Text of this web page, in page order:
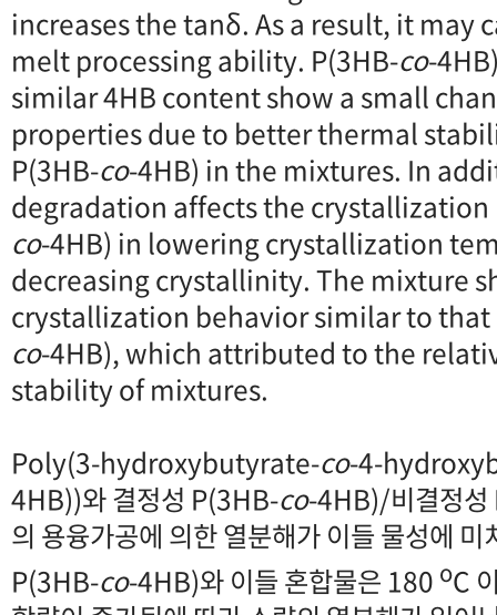
increases the tanδ. As a result, it may
melt processing ability. P(3HB-co-
similar 4HB content show a small
properties due to better thermal
P(3HB-co-4HB) in the mixtures. In
degradation affects the crystallization
co-4HB) in lowering crystallization
decreasing crystallinity. The mixture
crystallization behavior similar to that
co-4HB), which attributed to the
stability of mixtures.
Poly(3-hydroxybutyrate-co-4-
4HB))와 결정성 P(3HB-co-4HB)/비결정
의 용융가공에 의한 열분해가 이들 물성에
P(3HB-co-4HB)와 이들 혼합물은 180 oC